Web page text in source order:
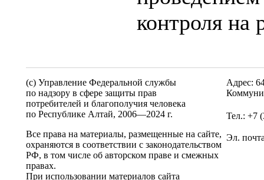
контроля на
(c) Управление Федеральной службы
по надзору в сфере защиты прав
потребителей и благополучия человека
по Республике Алтай, 2006—2024 г.
Все права на материалы, размещенные на сайте,
охраняются в соответствии с законодательством
РФ, в том числе об авторском праве и смежных
правах.
При использовании материалов сайта
Адрес:
Тел.: +7
Эл.